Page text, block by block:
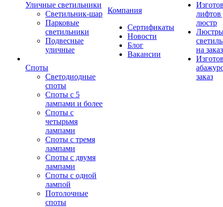
Уличные светильники
Светильник-шар
Парковые
светильники
Подвесные
уличные
Споты
Светодиодные
споты
Споты с 5
лампами и более
Споты с
четырьмя
лампами
Споты с тремя
лампами
Споты с двумя
лампами
Споты с одной
лампой
Потолочные
споты
Компания
Сертификаты
Новости
Блог
Вакансии
лифтов
люстр
на заказ
заказ